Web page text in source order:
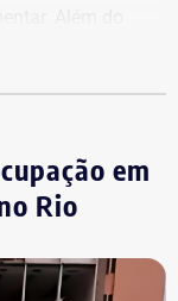
somam R$ 530
R$ 513,5
da cidade
em 2018.
para
em
Rio